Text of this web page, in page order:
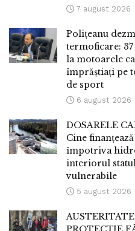
7 august 2026
Polițeanu
termoficare:
la motoarele
împrăștiați pe
de sport
6 august 2026
DOSARELE
Cine
împotriva
interiorul
vulnerabile
5 august 2026